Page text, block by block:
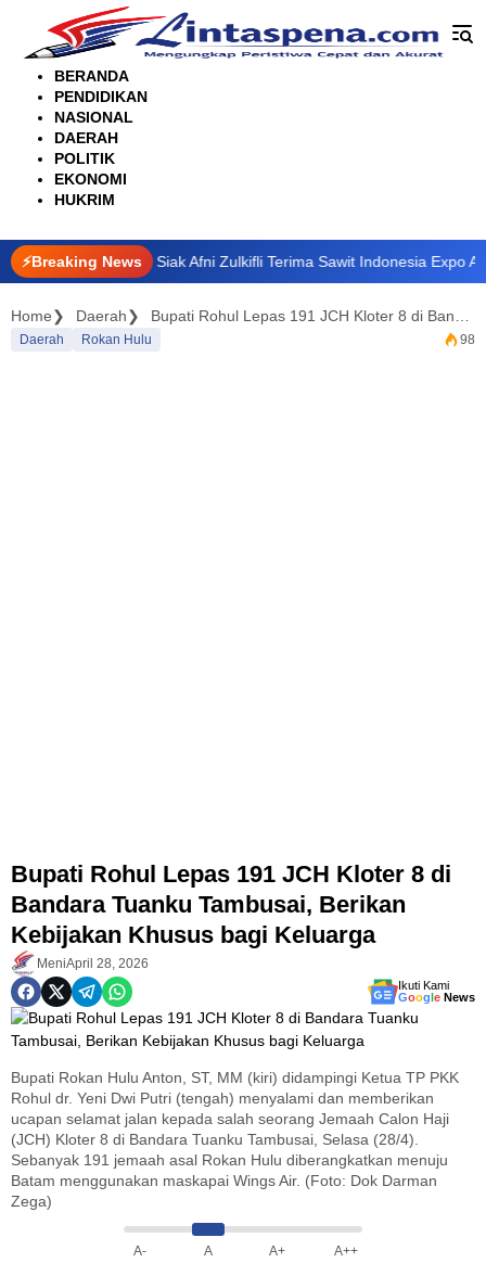
konten
BERANDA
PENDIDIKAN
NASIONAL
DAERAH
POLITIK
EKONOMI
HUKRIM
⚡Breaking News
Bupati Siak Afni Zulkifli Terima Sawit Indonesia Expo Award 2026
Home Daerah
Daerah Rokan Hulu 98
Bupati Rohul Lepas 191 JCH Kloter 8 di
Bandara Tuanku Tambusai, Berikan
Kebijakan Khusus bagi Keluarga
MeniApril 28, 2026
Ikuti Kami
Google News
Bupati Rokan Hulu Anton, ST, MM (kiri) didampingi Ketua TP PKK
Rohul dr. Yeni Dwi Putri (tengah) menyalami dan memberikan
ucapan selamat jalan kepada salah seorang Jemaah Calon Haji
(JCH) Kloter 8 di Bandara Tuanku Tambusai, Selasa (28/4).
Sebanyak 191 jemaah asal Rokan Hulu diberangkatkan menuju
Batam menggunakan maskapai Wings Air. (Foto: Dok Darman
Zega)
A- A A+ A++